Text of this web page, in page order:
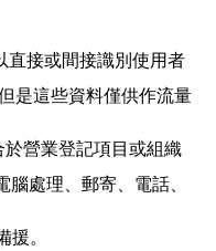
直接或間接識別使用者
是這些資料僅供作流量
營業登記項目或組織
處理、郵寄、電話、
援。